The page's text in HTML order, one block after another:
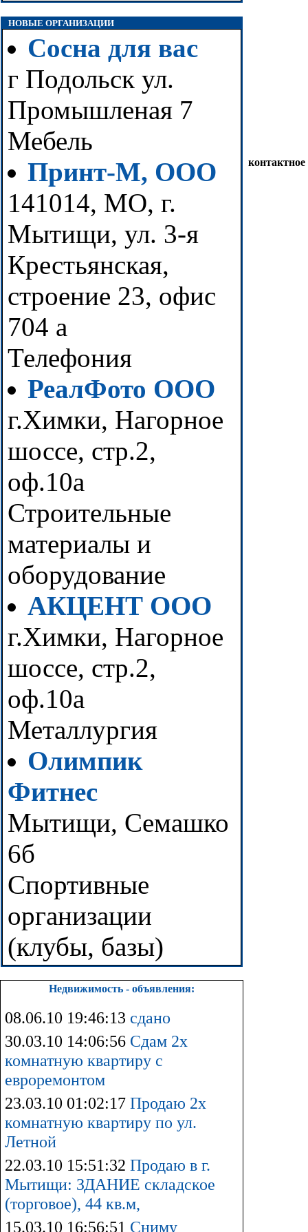
НОВЫЕ ОРГАНИЗАЦИИ
Сосна для вас
г Подольск ул.
Промышленая 7
Мебель
Принт-М, ООО
141014, МО, г.
Мытищи, ул. 3-я
Крестьянская,
строение 23, офис
704 а
Телефония
РеалФото ООО
г.Химки, Нагорное
шоссе, стр.2,
оф.10а
Строительные
материалы и
оборудование
АКЦЕНТ ООО
г.Химки, Нагорное
шоссе, стр.2,
оф.10а
Металлургия
Олимпик
Фитнес
Мытищи, Семашко
6б
Спортивные
организации
(клубы, базы)
Недвижимость - объявления:
08.06.10 19:46:13 сдано
30.03.10 14:06:56 Сдам 2х
комнатную квартиру с
евроремонтом
23.03.10 01:02:17 Продаю 2х
комнатную квартиру по ул.
Летной
22.03.10 15:51:32 Продаю в г.
Мытищи: ЗДАНИЕ складское
(торговое), 44 кв.м,
15.03.10 16:56:51 Сниму